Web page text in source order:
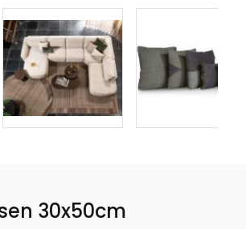
30x50cm